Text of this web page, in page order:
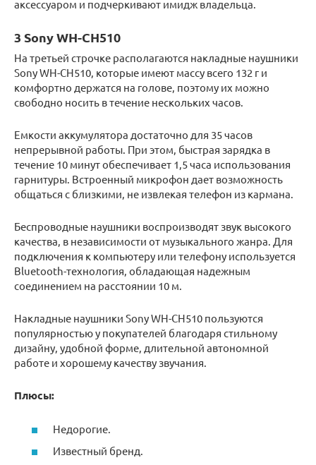
аксессуаром и подчеркивают имидж владельца.
3 Sony WH-CH510
На третьей строчке располагаются накладные наушники
Sony WH-CH510, которые имеют массу всего 132 г и
комфортно держатся на голове, поэтому их можно
свободно носить в течение нескольких часов.
Емкости аккумулятора достаточно для 35 часов
непрерывной работы. При этом, быстрая зарядка в
течение 10 минут обеспечивает 1,5 часа использования
гарнитуры. Встроенный микрофон дает возможность
общаться с близкими, не извлекая телефон из кармана.
Беспроводные наушники воспроизводят звук высокого
качества, в независимости от музыкального жанра. Для
подключения к компьютеру или телефону используется
Bluetooth-технология, обладающая надежным
соединением на расстоянии 10 м.
Накладные наушники Sony WH-CH510 пользуются
популярностью у покупателей благодаря стильному
дизайну, удобной форме, длительной автономной
работе и хорошему качеству звучания.
Плюсы:
Недорогие.
Известный бренд.